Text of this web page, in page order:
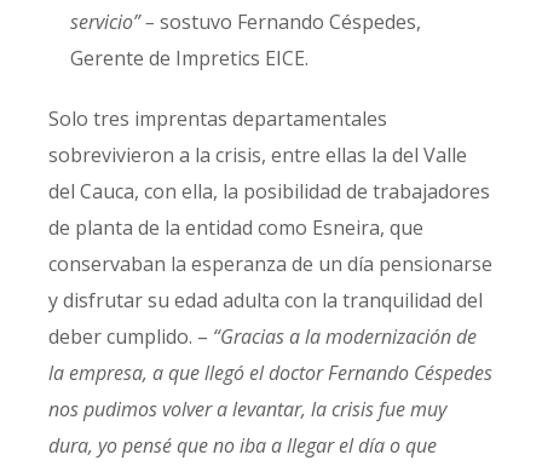
servicio” – sostuvo Fernando Céspedes,
Gerente de Impretics EICE.
Solo tres imprentas departamentales
sobrevivieron a la crisis, entre ellas la del Valle
del Cauca, con ella, la posibilidad de trabajadores
de planta de la entidad como Esneira, que
conservaban la esperanza de un día pensionarse
y disfrutar su edad adulta con la tranquilidad del
deber cumplido. – “Gracias a la modernización de
la empresa, a que llegó el doctor Fernando Céspedes
nos pudimos volver a levantar, la crisis fue muy
dura, yo pensé que no iba a llegar el día o que